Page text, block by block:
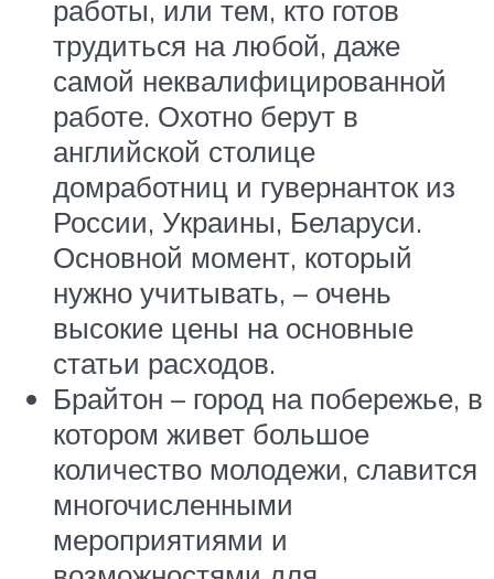
работы, или тем, кто готов
трудиться на любой, даже
самой неквалифицированной
работе. Охотно берут в
английской столице
домработниц и гувернанток из
России, Украины, Беларуси.
Основной момент, который
нужно учитывать, – очень
высокие цены на основные
статьи расходов.
Брайтон – город на побережье, в
котором живет большое
количество молодежи, славится
многочисленными
мероприятиями и